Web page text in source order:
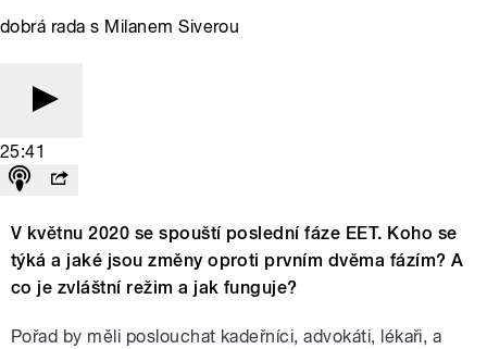
dobrá rada s Milanem Siverou
25:41
V květnu 2020 se spouští poslední fáze EET. Koho se
týká a jaké jsou změny oproti prvním dvěma fázím? A
co je zvláštní režim a jak funguje?
Pořad by měli poslouchat kadeřníci, advokáti, lékaři, a